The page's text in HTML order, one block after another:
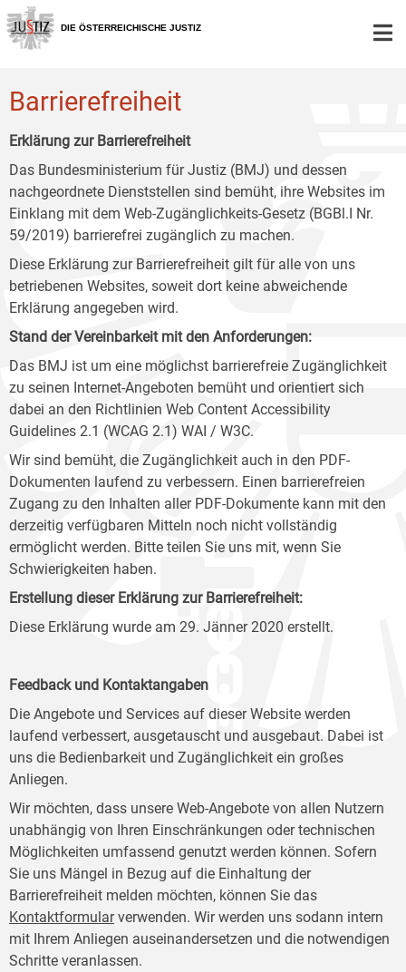
Zur
Hauptnavigation
[1]
Zum
Inhalt
[2]
Zum
Untermenü
[3]
DIE ÖSTERREICHISCHE JUSTIZ
Barrierefreiheit
Erklärung zur Barrierefreiheit
Das Bundesministerium für Justiz (BMJ) und dessen
nachgeordnete Dienststellen sind bemüht, ihre Websites im
Einklang mit dem Web-Zugänglichkeits-Gesetz (BGBl.I Nr.
59/2019) barrierefrei zugänglich zu machen.
Diese Erklärung zur Barrierefreiheit gilt für alle von uns
betriebenen Websites, soweit dort keine abweichende
Erklärung angegeben wird.
Stand der Vereinbarkeit mit den Anforderungen:
Das BMJ ist um eine möglichst barrierefreie Zugänglichkeit
zu seinen Internet-Angeboten bemüht und orientiert sich
dabei an den Richtlinien Web Content Accessibility
Guidelines 2.1 (WCAG 2.1) WAI / W3C.
Wir sind bemüht, die Zugänglichkeit auch in den PDF-
Dokumenten laufend zu verbessern. Einen barrierefreien
Zugang zu den Inhalten aller PDF-Dokumente kann mit den
derzeitig verfügbaren Mitteln noch nicht vollständig
ermöglicht werden. Bitte teilen Sie uns mit, wenn Sie
Schwierigkeiten haben.
Erstellung dieser Erklärung zur Barrierefreiheit:
Diese Erklärung wurde am 29. Jänner 2020 erstellt.
Feedback und Kontaktangaben
Die Angebote und Services auf dieser Website werden
laufend verbessert, ausgetauscht und ausgebaut. Dabei ist
uns die Bedienbarkeit und Zugänglichkeit ein großes
Anliegen.
Wir möchten, dass unsere Web-Angebote von allen Nutzern
unabhängig von Ihren Einschränkungen oder technischen
Möglichkeiten umfassend genutzt werden können. Sofern
Sie uns Mängel in Bezug auf die Einhaltung der
Barrierefreiheit melden möchten, können Sie das
Kontaktformularverwenden. Wir werden uns sodann intern
mit Ihrem Anliegen auseinandersetzen und die notwendigen
Schritte veranlassen.